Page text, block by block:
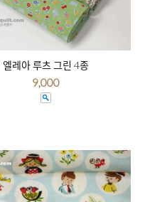
엘레아 루츠 그린 4종
9,000